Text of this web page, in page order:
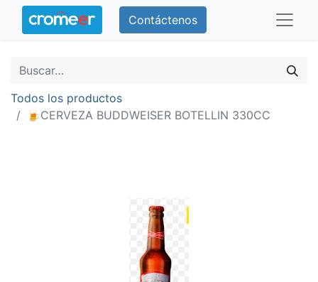
Contáctenos
Todos los productos
🍺CERVEZA BUDDWEISER BOTELLIN 330CC